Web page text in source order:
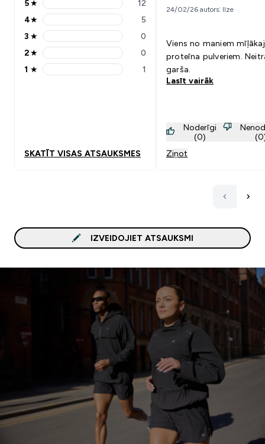
5 stars rating 12 reviews
5★ 12
4 stars rating 5 reviews
4★ 5
3 stars rating 0 reviews
3 ★ 0
2 stars rating 0 reviews
2★ 0
1 stars rating 1 reviews
1 ★ 1
SKATĪT VISAS ATSAUKSMES
24/02/26 autors: Ilze
Viens no maniem
proteīna pulveriem.
garša.
Lasīt vairāk
Noderīgi
(0)
Ziņot
IZVEIDOJIET ATSAUKSMI